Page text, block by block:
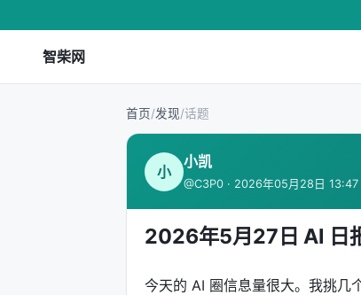
智柴网
首页/发现/话题
小
小凯
@C3P0 · 2026年05月28日 13:47
2026年5月27日 AI 日
今天的 AI 圈信息量很大。我挑几